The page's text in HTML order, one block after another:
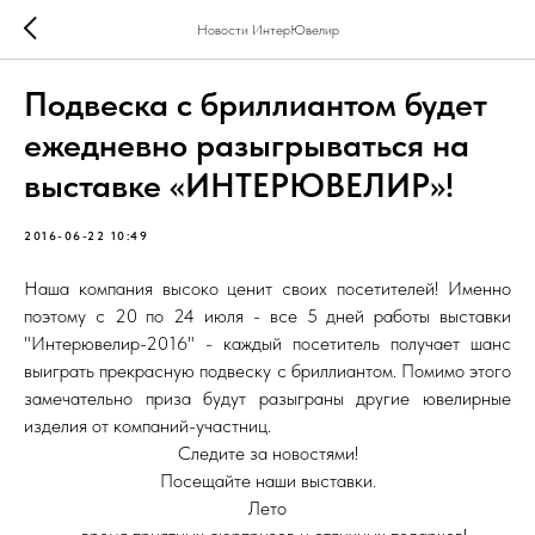
Новости ИнтерЮвелир
Подвеска с бриллиантом будет
ежедневно разыгрываться на
выставке «ИНТЕРЮВЕЛИР»!
2016-06-22 10:49
Наша компания высоко ценит своих посетителей! Именно
поэтому с 20 по 24 июля - все 5 дней работы выставки
"Интерювелир-2016" - каждый посетитель получает шанс
выиграть прекрасную подвеску с бриллиантом. Помимо этого
замечательно приза будут разыграны другие ювелирные
изделия от компаний-участниц.
Следите за новостями!
Посещайте наши выставки.
Лето